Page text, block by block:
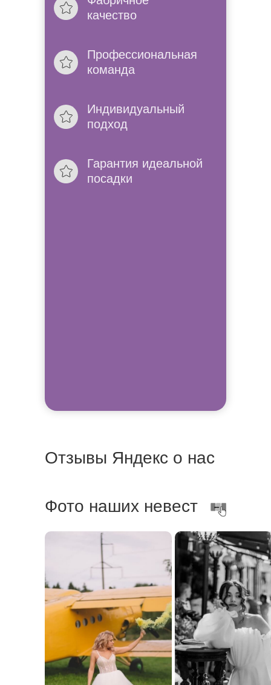
в нашем салоне.
К нам можно
качество
Профессиональная
команда
Индивидуальный
подход
Гарантия идеальной
посадки
Отзывы Яндекс о нас
Фото наших невест